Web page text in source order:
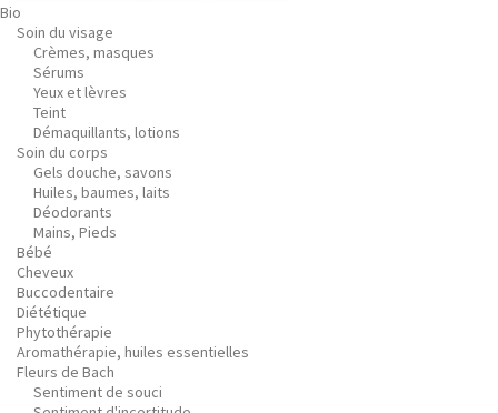
Bio
Soin du visage
Crèmes, masques
Sérums
Yeux et lèvres
Teint
Démaquillants, lotions
Soin du corps
Gels douche, savons
Huiles, baumes, laits
Déodorants
Mains, Pieds
Bébé
Cheveux
Buccodentaire
Diététique
Phytothérapie
Aromathérapie, huiles essentielles
Fleurs de Bach
Sentiment de souci